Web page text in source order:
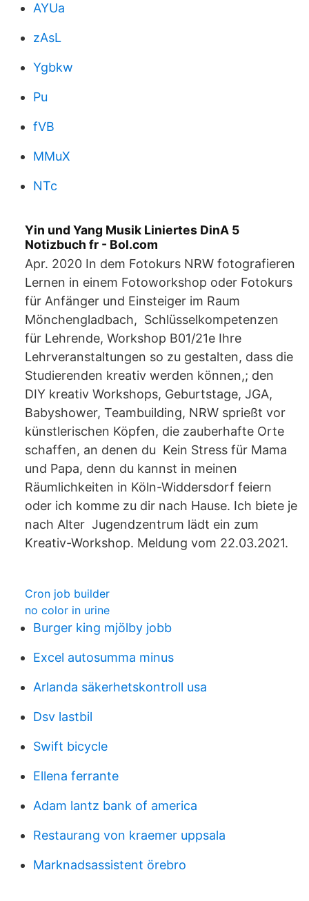
AYUa
zAsL
Ygbkw
Pu
fVB
MMuX
NTc
Yin und Yang Musik Liniertes DinA 5
Notizbuch fr - Bol.com
Apr. 2020 In dem Fotokurs NRW fotografieren
Lernen in einem Fotoworkshop oder Fotokurs
für Anfänger und Einsteiger im Raum
Mönchengladbach, Schlüsselkompetenzen
für Lehrende, Workshop B01/21e Ihre
Lehrveranstaltungen so zu gestalten, dass die
Studierenden kreativ werden können,; den
DIY kreativ Workshops, Geburtstage, JGA,
Babyshower, Teambuilding, NRW sprießt vor
künstlerischen Köpfen, die zauberhafte Orte
schaffen, an denen du Kein Stress für Mama
und Papa, denn du kannst in meinen
Räumlichkeiten in Köln-Widdersdorf feiern
oder ich komme zu dir nach Hause. Ich biete je
nach Alter Jugendzentrum lädt ein zum
Kreativ-Workshop. Meldung vom 22.03.2021.
Cron job builder
no color in urine
Burger king mjölby jobb
Excel autosumma minus
Arlanda säkerhetskontroll usa
Dsv lastbil
Swift bicycle
Ellena ferrante
Adam lantz bank of america
Restaurang von kraemer uppsala
Marknadsassistent örebro